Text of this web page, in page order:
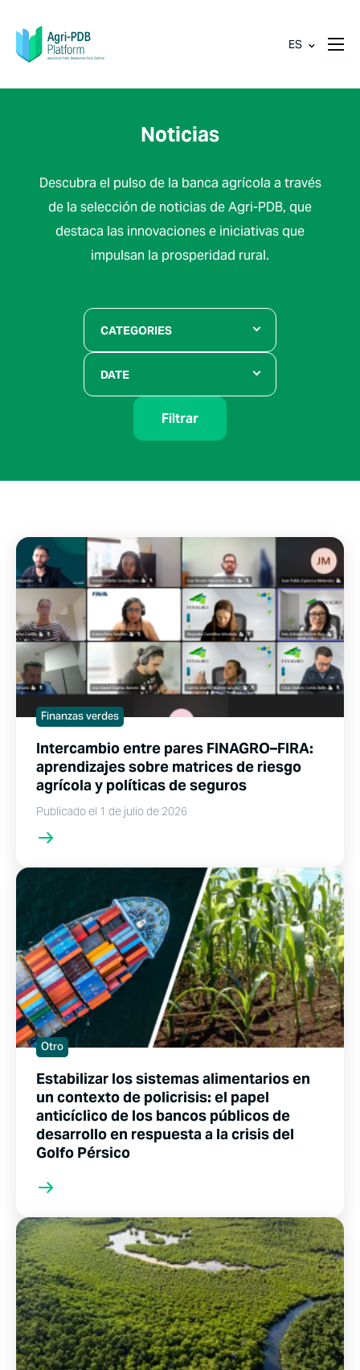
ES
Noticias
Descubra el pulso de la banca agrícola a través
de la selección de noticias de Agri-PDB, que
destaca las innovaciones e iniciativas que
impulsan la prosperidad rural.
CATEGORIES
DATE
Filtrar
Finanzas verdes
Intercambio entre pares FINAGRO–FIRA:
aprendizajes sobre matrices de riesgo
agrícola y políticas de seguros
Publicado el 1 de julio de 2026
Otro
Estabilizar los sistemas alimentarios en
un contexto de policrisis: el papel
anticíclico de los bancos públicos de
desarrollo en respuesta a la crisis del
Golfo Pérsico